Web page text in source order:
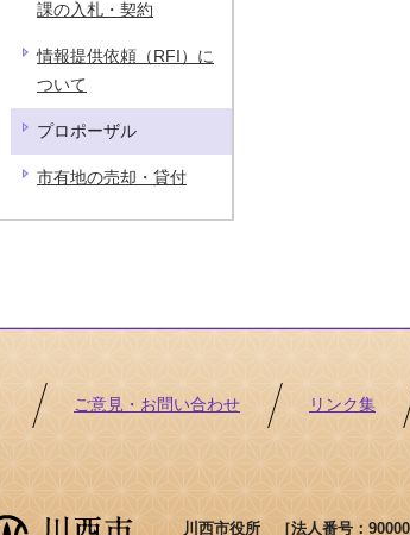
課の入札・契約
情報提供依頼（RFI）に
ついて
プロポーザル
市有地の売却・貸付
ご意見・お問い合わせ リンク集
川西市役所 ［法人番号：